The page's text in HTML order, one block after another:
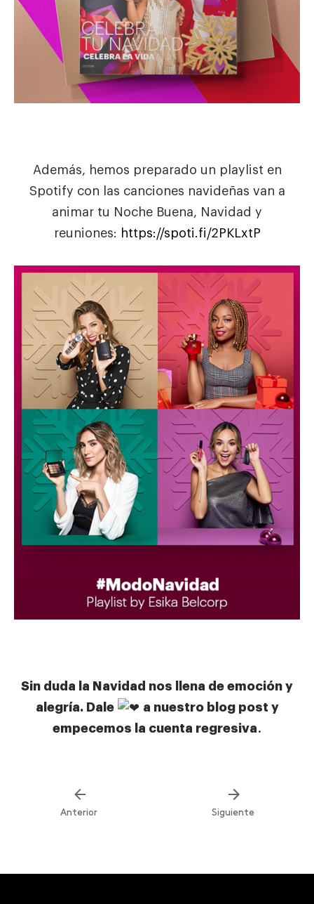
Además, hemos preparado un playlist en
Spotify con las canciones navideñas van a
animar tu Noche Buena, Navidad y
reuniones: https://spoti.fi/2PKLxtP
Sin duda la Navidad nos llena de emoción y
alegría. Dale
a nuestro blog post y
empecemos la cuenta regresiva.
Anterior Siguiente